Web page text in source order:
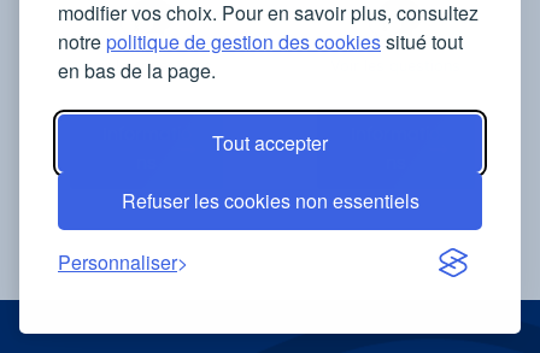
modifier vos choix. Pour en savoir plus, consultez
notrepolitique de gestion des cookiessitué tout
en bas de la page.
Tout accepter
Refuser les cookies non essentiels
Personnaliser
Voir les questions